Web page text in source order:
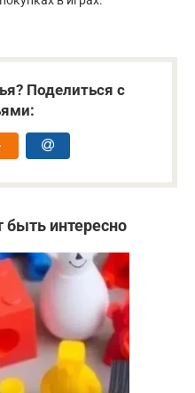
Поделиться с
интересно